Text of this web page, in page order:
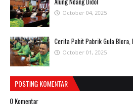
October 04, 2025
Cerita Pahit Pabrik Gula Blora,
October 01, 2025
POSTING KOMENTAR
0 Komentar